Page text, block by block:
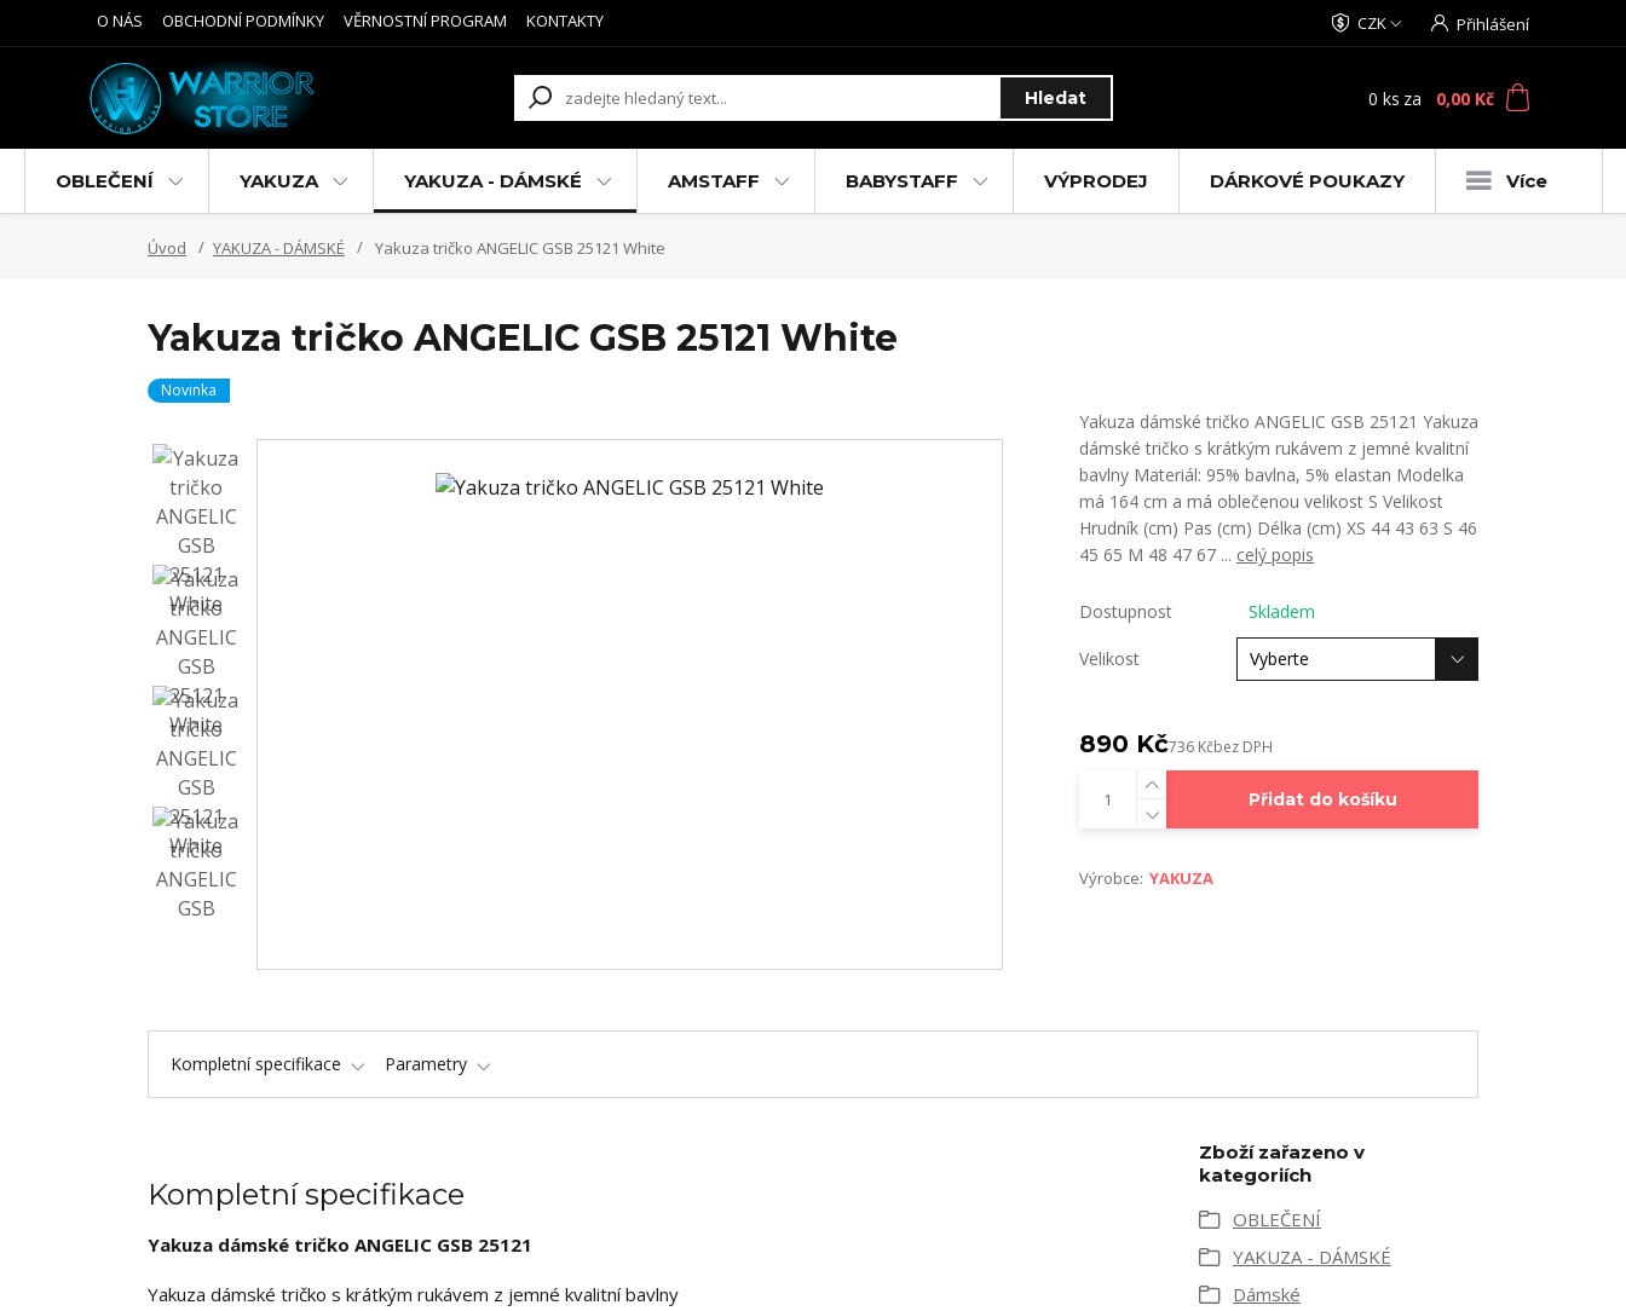
O NÁS OBCHODNÍ PODMÍNKY VĚRNOSTNÍ PROGRAM KONTAKTY CZK Přihlášení
Hledat 0 ks za 0,00 Kč
OBLEČENÍ YAKUZA YAKUZA - DÁMSKÉ AMSTAFF BABYSTAFF VÝPRODEJ DÁRKOVÉ POUKAZY Více
Úvod YAKUZA - DÁMSKÉ Yakuza tričko ANGELIC GSB 25121 White
Yakuza tričko ANGELIC GSB 25121 White
Novinka
Yakuza dámské tričko ANGELIC GSB 25121 Yakuza
dámské tričko s krátkým rukávem z jemné kvalitní
bavlny Materiál: 95% bavlna, 5% elastan Modelka
má 164 cm a má oblečenou velikost S Velikost
Hrudník (cm) Pas (cm) Délka (cm) XS 44 43 63 S 46
45 65 M 48 47 67 ... celý popis
Dostupnost Skladem
Velikost
890 Kč736 Kčbez DPH
Přidat do košíku
Výrobce: YAKUZA
Kompletní specifikace Parametry
Kompletní specifikace
Yakuza dámské tričko ANGELIC GSB 25121
Yakuza dámské tričko s krátkým rukávem z jemné kvalitní bavlny
Zboží zařazeno v
kategoriích
OBLEČENÍ
YAKUZA - DÁMSKÉ
Dámské